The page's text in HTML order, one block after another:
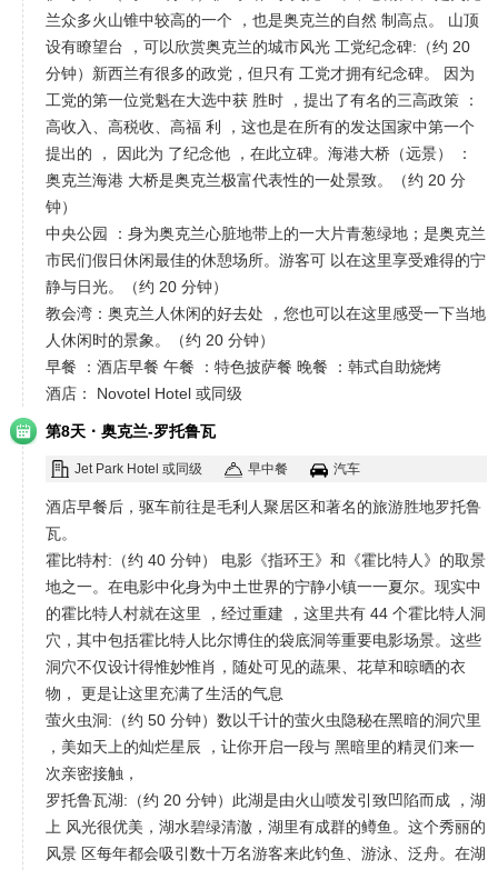
兰众多火山锥中较高的一个 ，也是奥克兰的自然 制高点。 山顶
设有瞭望台 ，可以欣赏奥克兰的城市风光 工党纪念碑:（约 20
分钟）新西兰有很多的政党，但只有 工党才拥有纪念碑。 因为
工党的第一位党魁在大选中获 胜时 ，提出了有名的三高政策 ：
高收入、高税收、高福 利 ，这也是在所有的发达国家中第一个
提出的 ， 因此为 了纪念他 ，在此立碑。海港大桥（远景） ：
奥克兰海港 大桥是奥克兰极富代表性的一处景致。（约 20 分
钟）
中央公园 ：身为奥克兰心脏地带上的一大片青葱绿地；是奥克兰
市民们假日休闲最佳的休憩场所。游客可 以在这里享受难得的宁
静与日光。（约 20 分钟）
教会湾：奥克兰人休闲的好去处 ，您也可以在这里感受一下当地
人休闲时的景象。（约 20 分钟）
早餐 ：酒店早餐 午餐 ：特色披萨餐 晚餐 ：韩式自助烧烤
酒店： Novotel Hotel 或同级
第8天 · 奥克兰-罗托鲁瓦
Jet Park Hotel 或同级 早中餐 汽车
酒店早餐后，驱车前往是毛利人聚居区和著名的旅游胜地罗托鲁
瓦。
霍比特村:（约 40 分钟） 电影《指环王》和《霍比特人》的取景
地之一。在电影中化身为中土世界的宁静小镇一一夏尔。现实中
的霍比特人村就在这里 ，经过重建 ，这里共有 44 个霍比特人洞
穴，其中包括霍比特人比尔博住的袋底洞等重要电影场景。这些
洞穴不仅设计得惟妙惟肖，随处可见的蔬果、花草和晾晒的衣
物， 更是让这里充满了生活的气息
萤火虫洞:（约 50 分钟）数以千计的萤火虫隐秘在黑暗的洞穴里
，美如天上的灿烂星辰 ，让你开启一段与 黑暗里的精灵们来一
次亲密接触，
罗托鲁瓦湖:（约 20 分钟）此湖是由火山喷发引致凹陷而成 ，湖
上 风光很优美，湖水碧绿清澈，湖里有成群的鳟鱼。这个秀丽的
风景 区每年都会吸引数十万名游客来此钓鱼、游泳、泛舟。在湖